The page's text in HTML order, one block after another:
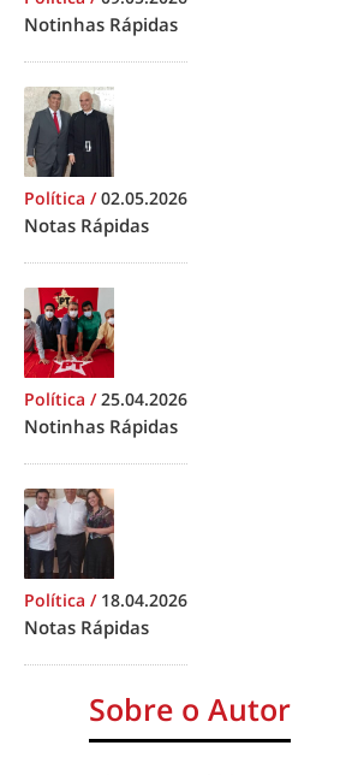
Notinhas Rápidas
Política /02.05.2026
Notas Rápidas
Política /25.04.2026
Notinhas Rápidas
Política / 18.04.2026
Notas Rápidas
Sobre o Autor